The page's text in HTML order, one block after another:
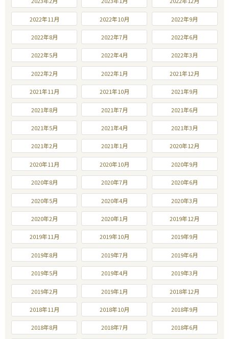
2022年11月 2022年10月 2022年9月
2022年8月 2022年7月 2022年6月
2022年5月 2022年4月 2022年3月
2022年2月 2022年1月 2021年12月
2021年11月 2021年10月 2021年9月
2021年8月 2021年7月 2021年6月
2021年5月 2021年4月 2021年3月
2021年2月 2021年1月 2020年12月
2020年11月 2020年10月 2020年9月
2020年8月 2020年7月 2020年6月
2020年5月 2020年4月 2020年3月
2020年2月 2020年1月 2019年12月
2019年11月 2019年10月 2019年9月
2019年8月 2019年7月 2019年6月
2019年5月 2019年4月 2019年3月
2019年2月 2019年1月 2018年12月
2018年11月 2018年10月 2018年9月
2018年8月 2018年7月 2018年6月